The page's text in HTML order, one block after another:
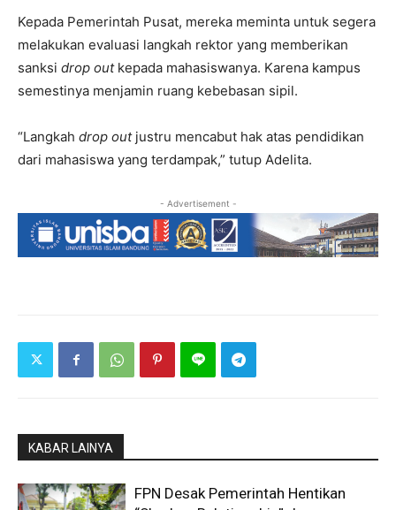
Kepada Pemerintah Pusat, mereka meminta untuk segera
melakukan evaluasi langkah rektor yang memberikan
sanksi drop out kepada mahasiswanya. Karena kampus
semestinya menjamin ruang kebebasan sipil.
“Langkah drop out justru mencabut hak atas pendidikan
dari mahasiswa yang terdampak,” tutup Adelita.
- Advertisement -
KABAR LAINYA
FPN Desak Pemerintah Hentikan